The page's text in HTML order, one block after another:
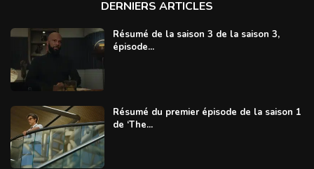
DERNIERS ARTICLES
Résumé de la saison 3 de la saison 3,
épisode...
Résumé du premier épisode de la saison 1
de ‘The...